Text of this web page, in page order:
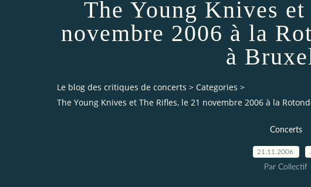
The Young Knives
novembre 2006 à la
à
Le blog des critiques de concerts > Categories >
The Young Knives et The Rifles, le 21 novembre 2006 à la
Concerts
21.11.2006
Par Collectif